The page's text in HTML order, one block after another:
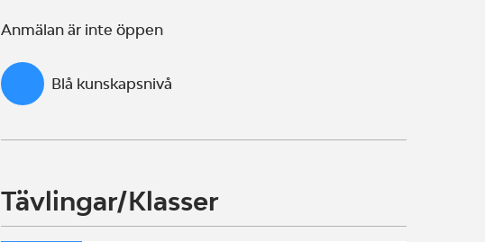
Anmälan är inte öppen
Blå kunskapsnivå
Tävlingar/Klasser